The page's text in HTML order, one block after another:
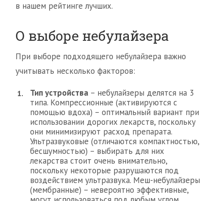
в нашем рейтинге лучших.
О выборе небулайзера
При выборе подходящего небулайзера важно
учитывать несколько факторов:
Тип устройства – небулайзеры делятся на 3
типа. Компрессионные (активируются с
помощью вдоха) – оптимальный вариант при
использовании дорогих лекарств, поскольку
они минимизируют расход препарата.
Ультразвуковые (отличаются компактностью,
бесшумностью) – выбирать для них
лекарства стоит очень внимательно,
поскольку некоторые разрушаются под
воздействием ультразвука. Меш-небулайзеры
(мембранные) – невероятно эффективные,